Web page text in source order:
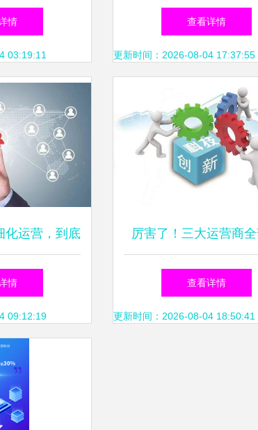
态势及前景
告
情
03:19:11
业经营秩序和资金运转
努力丨中盐红四方上半
品实现销量增长 运营及
查看详情
更新时间：2026-08-04 17:37:55
化运营，到底
营及维护谈
情
09:12:19
厉害了！三大运营商
获“科技创新突出贡献企
运营维护实现新突破
查看详情
更新时间：2026-08-04 18:50:41